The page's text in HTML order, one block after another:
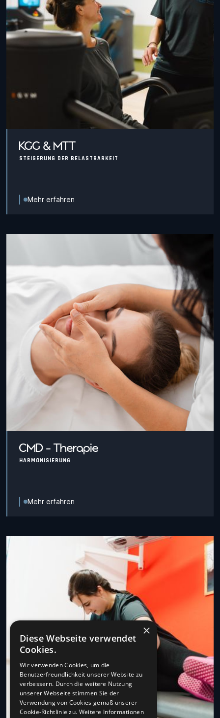
KGG & MTT
STEIGERUNG DER BELASTBARKEIT
Mehr erfahren
CMD - Therapie
HARMONISIERUNG
Mehr erfahren
×
Diese Webseite verwendet
Cookies.
Wir verwenden Cookies, um die
Benutzerfreundlichkeit unserer Website zu
verbessern. Durch die weitere Nutzung
unserer Webseite stimmen Sie der
Verwendung von Cookies gemäß unserer
Cookie-Richtlinie zu. Weitere Informationen